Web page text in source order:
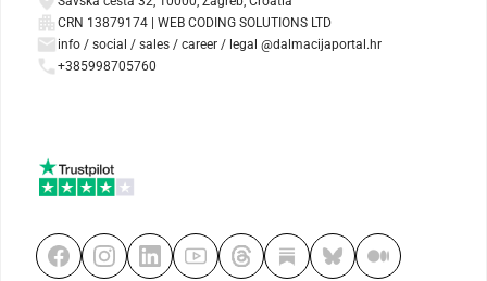
CRN 13879174 | WEB CODING SOLUTIONS LTD
info / social / sales / career / legal @dalmacijaportal.hr
+385998705760